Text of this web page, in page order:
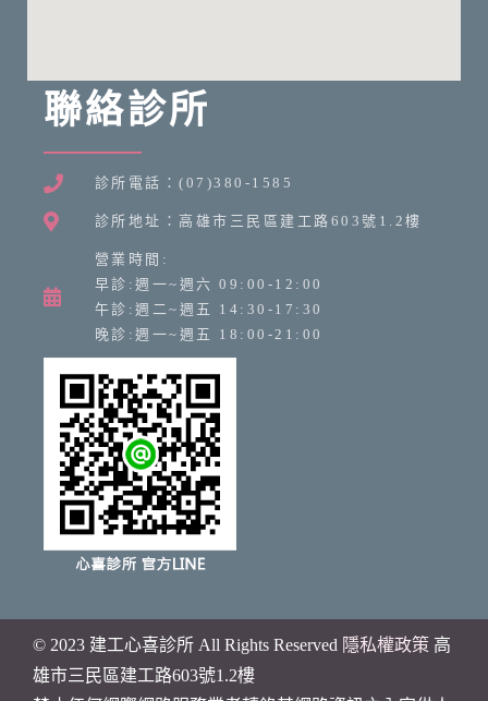
聯絡診所
診所電話：(07)380-1585
診所地址：高雄市三民區建工路603號1.2樓
營業時間:
早診:週一~週六 09:00-12:00
午診:週二~週五 14:30-17:30
晚診:週一~週五 18:00-21:00
© 2023 建工心喜診所 All Rights Reserved 隱私權政策 高
雄市三民區建工路603號1.2樓